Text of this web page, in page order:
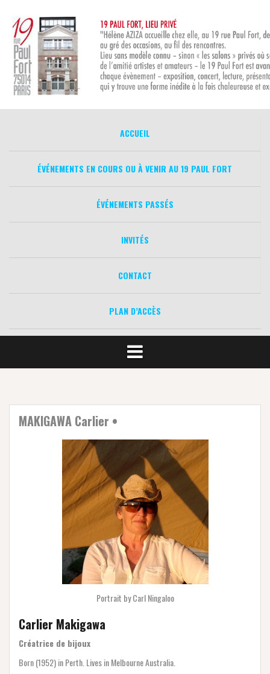
contenu
ACCUEIL
ÉVÉNEMENTS EN COURS OU À VENIR AU 19 PAUL FORT
ÉVÉNEMENTS PASSÉS
INVITÉS
CONTACT
PLAN D’ACCÈS
MAKIGAWA Carlier •
Portrait by Carl Ningaloo
Carlier Makigawa
Créatrice de bijoux
Born (1952) in Perth. Lives in Melbourne Australia.